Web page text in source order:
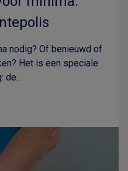
nodig? Of benieuwd of
Het is een speciale
de..